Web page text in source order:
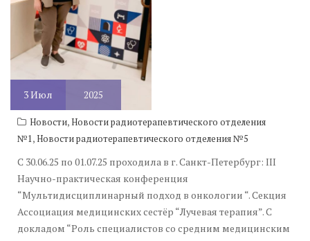
3Июл 2025
Новости,Новости радиотерапевтического отделения
№1,Новости радиотерапевтического отделения №5
С 30.06.25 по 01.07.25 проходила в г. Санкт-Петербург: III
Научно-практическая конференция
“Мультидисциплинарный подход в онкологии “. Секция
Ассоциация медицинских сестёр “Лучевая терапия”. С
докладом “Роль специалистов со средним медицинским